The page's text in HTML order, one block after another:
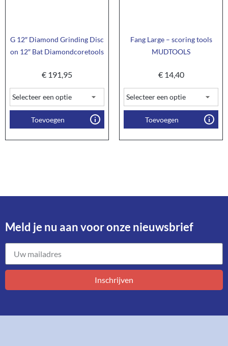
G 12″ Diamond Grinding Disc
on 12″ Bat Diamondcoretools
€ 191,95
Toevoegen
Fang Large – scoring tools
MUDTOOLS
€14,40
Toevoegen
Meld je nu aan voor onze nieuwsbrief​
Inschrijven